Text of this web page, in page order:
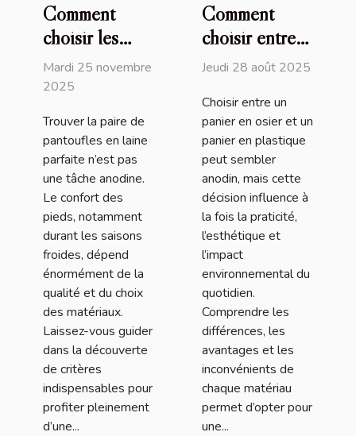
Comment
choisir les
meilleures
pantoufles en
confort
optimal ?
Mardi 25 novembre
2025
Trouver la paire de
pantoufles en laine
parfaite n’est pas
une tâche anodine.
Le confort des
pieds, notamment
durant les saisons
froides, dépend
énormément de la
qualité et du choix
des matériaux.
Laissez-vous guider
dans la découverte
de critères
indispensables pour
profiter pleinement
d’une...
Comment
choisir entre
un panier en
panier en
plastique ?
Jeudi 28 août 2025
Choisir entre un
panier en osier et un
panier en plastique
peut sembler
anodin, mais cette
décision influence à
la fois la praticité,
l’esthétique et
l’impact
environnemental du
quotidien.
Comprendre les
différences, les
avantages et les
inconvénients de
chaque matériau
permet d’opter pour
une...